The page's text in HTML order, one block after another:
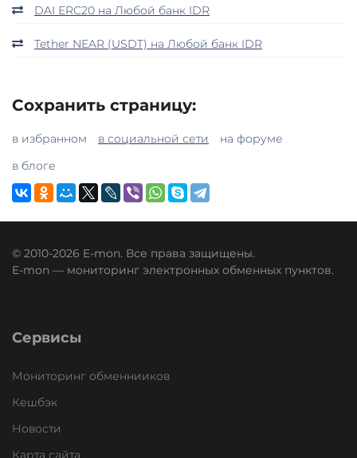
DAI ERC20 на Любой банк IDR
Tether NEAR (USDT) на Любой банк IDR
Сохранить страницу:
в избранном в социальной сети
на форуме
в блоге
© 2010-2026 E-mon. Все права защищены.
E-mon — мониторинг электронных обменных пунктов.
Сервисы
Мониторинг обменнииков
Кешбэк
Новости
Карта сайта